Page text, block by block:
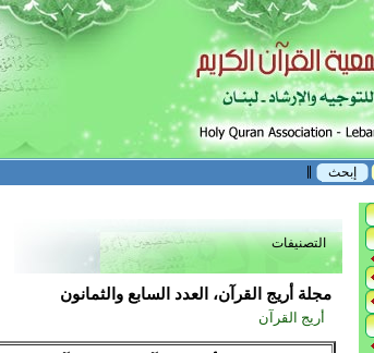
التصنيفات
مجلة أريج القرآن، العدد السابع والثمانون
أريج القرآن